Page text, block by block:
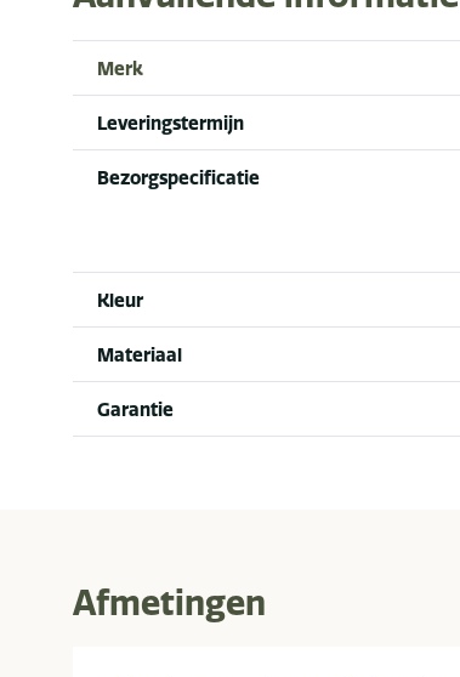
Merk
Leveringstermijn
Bezorgspecificatie
Kleur
Materiaal
Garantie
Afmetingen